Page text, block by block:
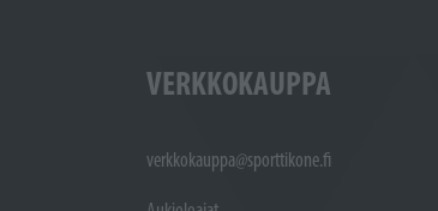
VERKKOKAUPPA
verkkokauppa@sporttikone.fi